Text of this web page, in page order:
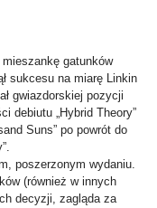
gatunków
sukcesu na miarę Linkin
gwiazdorskiej pozycji
debiutu „Hybrid Theory”
Suns” po powrót do
poszerzonym wydaniu.
(również w innych
decyzji, zagląda za